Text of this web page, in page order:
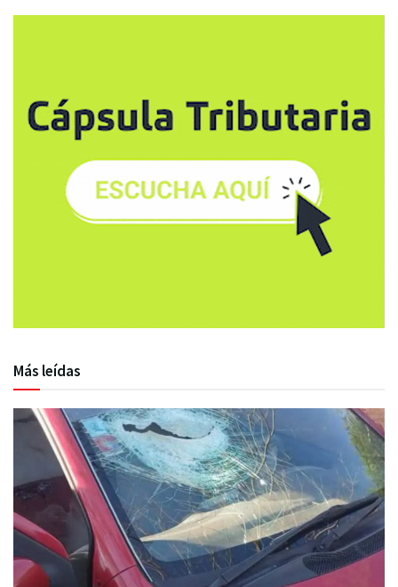
Más leídas